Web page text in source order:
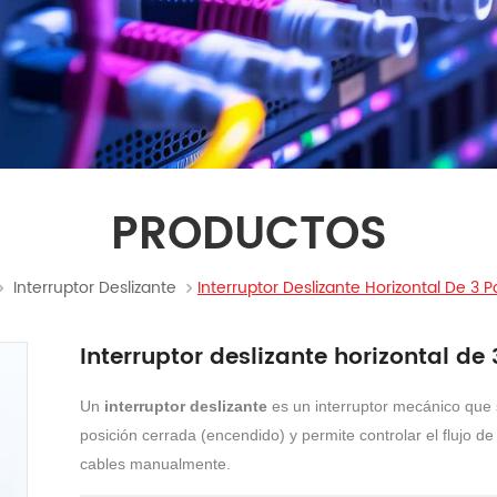
PRODUCTOS
Interruptor Deslizante Interruptor Deslizante Horizontal De 3
Interruptor deslizante horizontal
Un interruptor deslizantees un interruptor mecánico que
posición cerrada (encendido) y permite controlar el flujo
cables manualmente.